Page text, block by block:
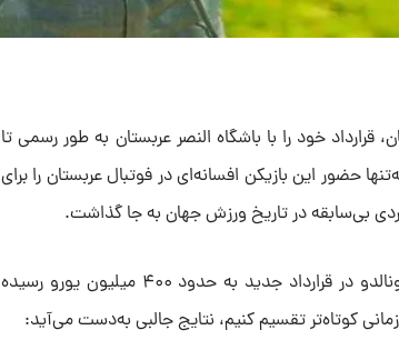
قرارداد خود را با باشگاه النصر عربستان به طور رسمی تا
جدید نه‌تنها حضور این بازیکن افسانه‌ای در فوتبال عربستان را برای
بی‌سابقه در تاریخ ورزش جهان به جا گذاشت.
بر اساس اطلاعات منتشرشده دستمزد سالانه رونالدو در قرارداد جدید به حدود ۴۰۰ میلیون یورو رسیده
کوتاه‌تر تقسیم کنیم، نتایج جالبی به‌دست می‌آید: